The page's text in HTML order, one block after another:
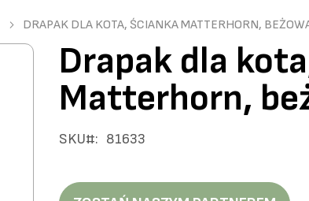
DRAPAK DLA KOTA, ŚCIANKA MATTERHORN,
Drapak dla
Matterhorn,
SKU 81633